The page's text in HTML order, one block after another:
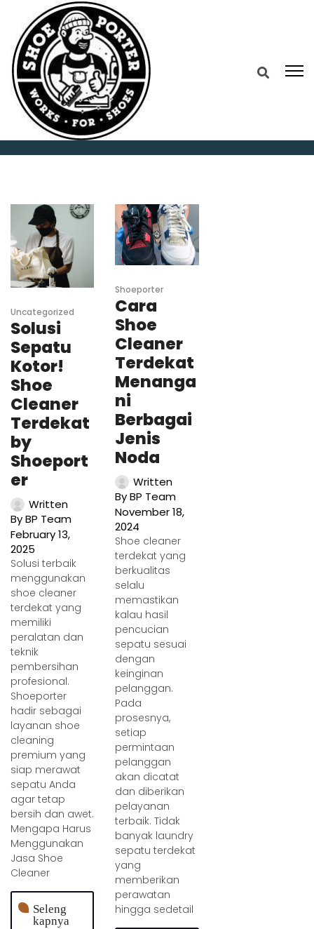
Home Shoe Cleaner Terdekat
Uncategorized
Solusi
Sepatu
Kotor!
Shoe
Cleaner
Terdekat
by
Shoeport
er
Written
ByBP Team
February 13,
2025
Solusi terbaik
menggunakan
shoe cleaner
terdekat yang
memiliki
peralatan dan
teknik
pembersihan
profesional.
Shoeporter
hadir sebagai
layanan shoe
cleaning
premium yang
siap merawat
sepatu Anda
agar tetap
bersih dan awet.
Mengapa Harus
Menggunakan
Jasa Shoe
Cleaner
Seleng
kapnya
Shoeporter
Cara
Shoe
Cleaner
Terdekat
Menanga
ni
Berbagai
Jenis
Noda
Written
ByBP Team
November 18,
2024
Shoe cleaner
terdekat yang
berkualitas
selalu
memastikan
kalau hasil
pencucian
sepatu sesuai
dengan
keinginan
pelanggan.
Pada
prosesnya,
setiap
permintaan
pelanggan
akan dicatat
dan diberikan
pelayanan
terbaik. Tidak
banyak laundry
sepatu terdekat
yang
memberikan
perawatan
hingga sedetail